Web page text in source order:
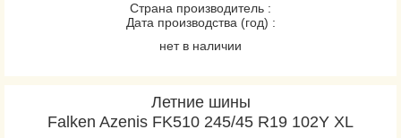
Страна производитель :
Дата производства (год) :
нет в наличии
Летние шины
Falken Azenis FK510 245/45 R19 102Y XL